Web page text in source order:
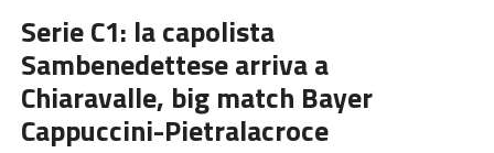
Serie C1: la capolista
Sambenedettese arriva a
Chiaravalle, big match Bayer
Cappuccini-Pietralacroce